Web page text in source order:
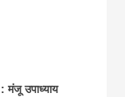
मंजू उपाध्याय